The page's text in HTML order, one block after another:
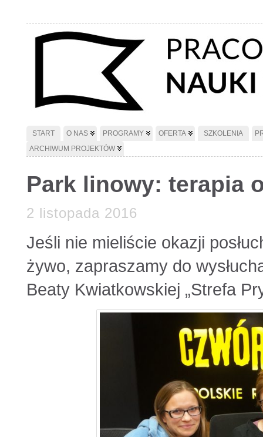
START O NAS PROGRAMY OFERTA SZKOLENIA
ARCHIWUM PROJEKTÓW
Park linowy: terapia
2 listopada 2016
Jeśli nie mieliście okazji
żywo, zapraszamy do
Beaty Kwiatkowskiej „Strefa